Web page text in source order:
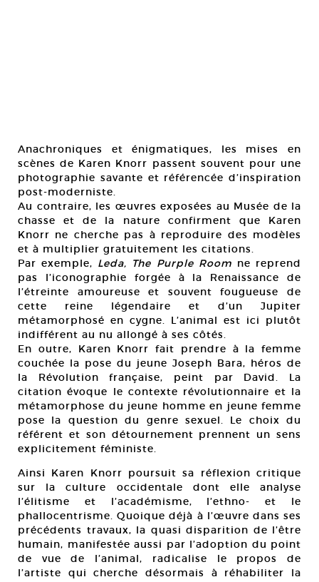
Anachroniques et énigmatiques, les mises en
scènes de Karen Knorr passent souvent pour une
photographie savante et référencée d’inspiration
post-moderniste.
Au contraire, les œuvres exposées au Musée de la
chasse et de la nature confirment que Karen
Knorr ne cherche pas à reproduire des modèles
et à multiplier gratuitement les citations.
Par exemple, Leda, The Purple Room ne reprend
pas l’iconographie forgée à la Renaissance de
l’étreinte amoureuse et souvent fougueuse de
cette reine légendaire et d’un Jupiter
métamorphosé en cygne. L’animal est ici plutôt
indifférent au nu allongé à ses côtés.
En outre, Karen Knorr fait prendre à la femme
couchée la pose du jeune Joseph Bara, héros de
la Révolution française, peint par David. La
citation évoque le contexte révolutionnaire et la
métamorphose du jeune homme en jeune femme
pose la question du genre sexuel. Le choix du
référent et son détournement prennent un sens
explicitement féministe.
Ainsi Karen Knorr poursuit sa réflexion critique
sur la culture occidentale dont elle analyse
l’élitisme et l’académisme, l’ethno- et le
phallocentrisme. Quoique déjà à l’œuvre dans ses
précédents travaux, la quasi disparition de l’être
humain, manifestée aussi par l’adoption du point
de vue de l’animal, radicalise le propos de
l’artiste qui cherche désormais à réhabiliter la